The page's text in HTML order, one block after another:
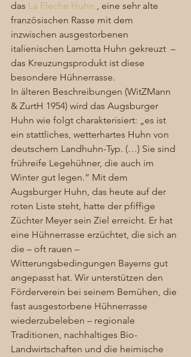
das La Fleche Huhn , eine sehr alte
französischen Rasse mit dem
inzwischen ausgestorbenen
italienischen Lamotta Huhn gekreuzt  –
das Kreuzungsprodukt ist diese
besondere Hühnerrasse.
In älteren Beschreibungen (WitZMann
& ZurtH 1954) wird das Augsburger
Huhn wie folgt charakterisiert: „es ist
ein stattliches, wetterhartes Huhn von
deutschem Landhuhn-Typ. (…) Sie sind
frühreife Legehühner, die auch im
Winter gut legen.” Mit dem
Augsburger Huhn, das heute auf der
roten Liste steht, hatte der pfiffige
Züchter Meyer sein Ziel erreicht. Er hat
eine Hühnerrasse erzüchtet, die sich an
die – oft rauen –
Witterungsbedingungen Bayerns gut
angepasst hat. Wir unterstützen den
Förderverein bei seinem Bemühen, die
fast ausgestorbene Hühnerrasse
wiederzubeleben – regionale
Traditionen, nachhaltiges Bio-
Landwirtschaften und die heimische